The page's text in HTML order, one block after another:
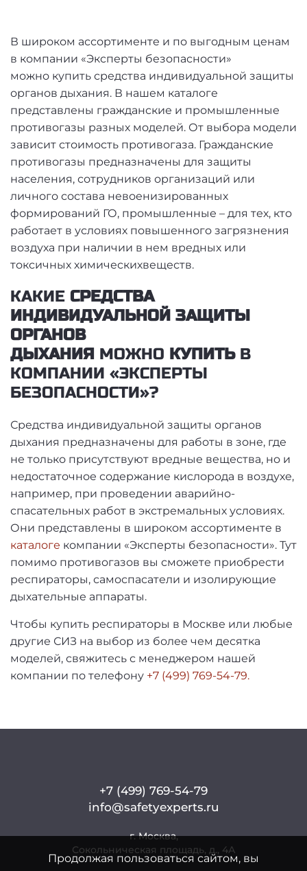
В широком ассортименте и по выгодным ценам
в компании «Эксперты безопасности»
можно купить средства индивидуальной защиты
органов дыхания. В нашем каталоге
представлены гражданские и промышленные
противогазы разных моделей. От выбора модели
зависит стоимость противогаза. Гражданские
противогазы предназначены для защиты
населения, сотрудников организаций или
личного состава невоенизированных
формирований ГО, промышленные – для тех, кто
работает в условиях повышенного загрязнения
воздуха при наличии в нем вредных или
токсичных химическихвеществ.
КАКИЕ СРЕДСТВА
ИНДИВИДУАЛЬНОЙ ЗАЩИТЫ
ОРГАНОВ
ДЫХАНИЯ МОЖНО КУПИТЬВ
КОМПАНИИ «ЭКСПЕРТЫ
БЕЗОПАСНОСТИ»?
Средства индивидуальной защиты органов
дыхания предназначены для работы в зоне, где
не только присутствуют вредные вещества, но и
недостаточное содержание кислорода в воздухе,
например, при проведении аварийно-
спасательных работ в экстремальных условиях.
Они представлены в широком ассортименте в
каталоге компании «Эксперты безопасности». Тут
помимо противогазов вы сможете приобрести
респираторы, самоспасатели и изолирующие
дыхательные аппараты.
Чтобы купить респираторы в Москве или любые
другие СИЗ на выбор из более чем десятка
моделей, свяжитесь с менеджером нашей
компании по телефону +7 (499) 769-54-79.
+7 (499) 769-54-79
info@safetyexperts.ru
г. Москва,
Сокольническая площадь, д., 4А
Продолжая пользоваться сайтом, вы